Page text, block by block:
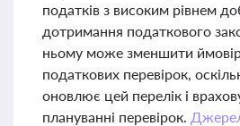
податків з високим рівнем
дотримання податкового
ньому може зменшити
податкових перевірок,
оновлює цей перелік і
плануванні перевірок.